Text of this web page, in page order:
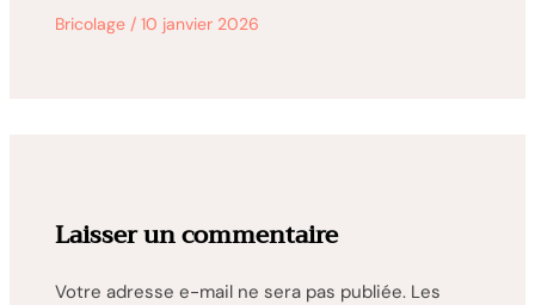
Bricolage/ 10 janvier 2026
Laisser un commentaire
Votre adresse e-mail ne sera pas publiée. Les